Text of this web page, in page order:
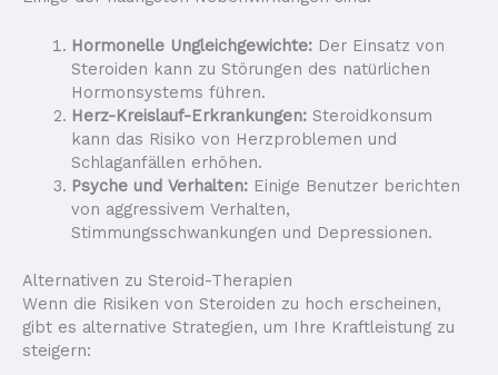
Hormonelle Ungleichgewichte:Der Einsatz von
Steroiden kann zu Störungen des natürlichen
Hormonsystems führen.
Herz-Kreislauf-Erkrankungen:Steroidkonsum
kann das Risiko von Herzproblemen und
Schlaganfällen erhöhen.
Psyche und Verhalten:Einige Benutzer berichten
von aggressivem Verhalten,
Stimmungsschwankungen und Depressionen.
Alternativen zu Steroid-Therapien
Wenn die Risiken von Steroiden zu hoch erscheinen,
gibt es alternative Strategien, um Ihre Kraftleistung zu
steigern: